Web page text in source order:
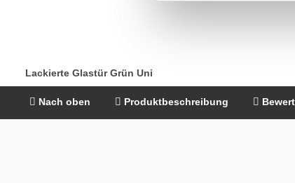
Lackierte Glastür Grün Uni
Nach oben Produktbeschreibung